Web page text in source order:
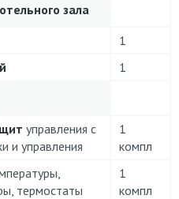
зала
1
1
управления с
и управления
1
компл
термостаты
1
компл